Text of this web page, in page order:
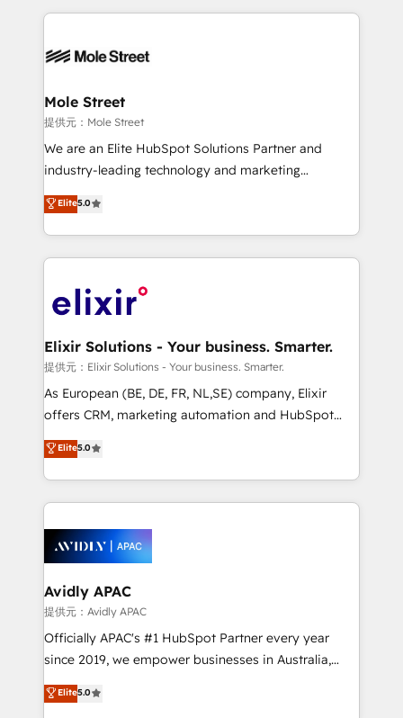
include five HubSpot Academy accreditations, six
HubSpot CRM platform across client organizations.
industrial/manufacturing, professional services,
distribution, commercial real estate, technology,
finserv/fintech, IT managed services, transportation
& logistics, energy/solar, staffing and recruiting,
media, healthcare and government contractors. Our
Technical Solutions, Enablement Solutions, Digital
Solutions and Growth Solutions. As a fully
engagement. In addition, we are SOC 2, ISO 27001,
GDPR and HIPAA compliant for global IT security
Mole Street
提供元：Mole Street
We are an Elite HubSpot Solutions Partner and
industry-leading technology and marketing
consultancy. Our focus is on enterprise and mid-
market B2B companies globally that want a strategic
approach to execute their goals through creative
applications of our solutions; Technical HubSpot
Design, Migrations + Integrations. Mole Street’s
greatness, which is achieved through creating
absolute clarity, derived from a well-defined
strategy, executed well, and reported on with clear
results. The culture is driven by core values; Joy, Grit,
Mindedness, and Clarity. We are driven to win for the
collective good of the company and its clientele, and
things are happening.
Elite5.0
Elixir Solutions - Your business. Smarter.
提供元：Elixir Solutions - Your business. Smarter.
As European (BE, DE, FR, NL,SE) company, Elixir
offers CRM, marketing automation and HubSpot
integration products and services to mid-market
and enterprise customers. We ensure that your sales,
service and marketing department operates in the
most effective way, while at the same time
integrated buyers journey. Elixir is located in
Brussels, Munich, Cologne "Köln", Paris, Amsterdam
and Stockholm Elixir is a first mover and leader
when it comes to HubSpot sales and service
implementations, highly renowned for our business
acumen, process (re-)design experience and a
integrate HubSpot with complex solutions like SAP,
Elite5.0
Avidly APAC
提供元：Avidly APAC
Officially APAC's #1 HubSpot Partner every year
since 2019, we empower businesses in Australia,
New Zealand, and globally to realise their full
potential through enterprise HubSpot CRM
Elite5.0